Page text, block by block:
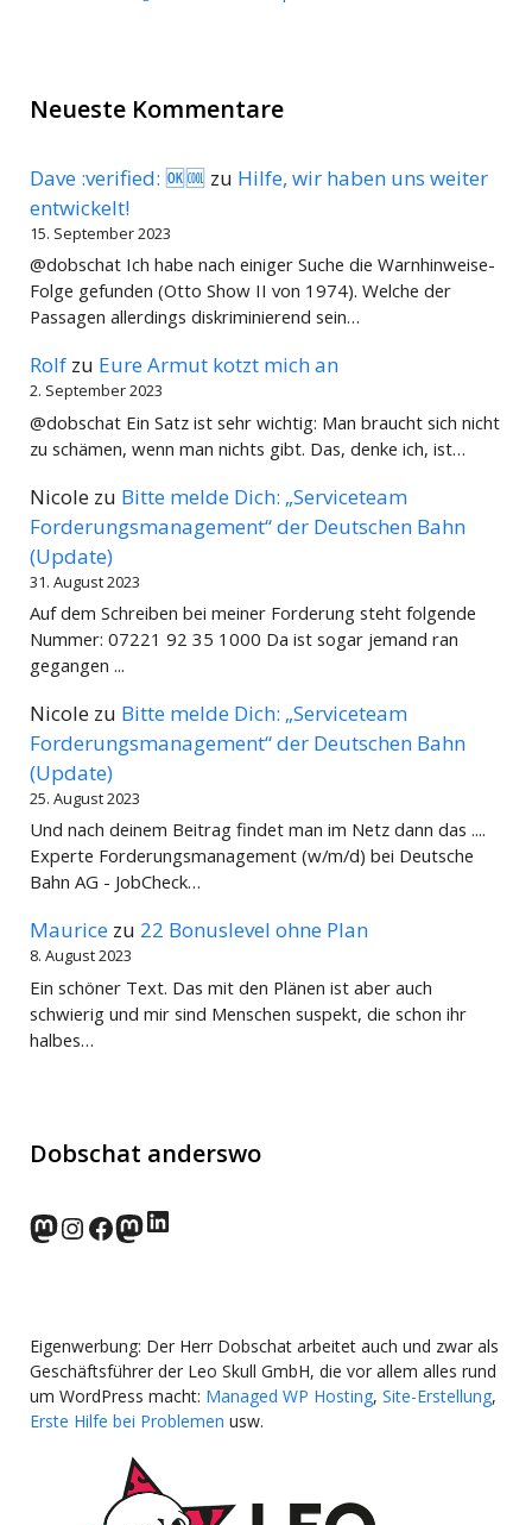
Neueste Kommentare
Dave :verified: 🆗🆒 zu Hilfe, wir haben uns weiter
entwickelt!
15. September 2023
@dobschat Ich habe nach einiger Suche die Warnhinweise-
Folge gefunden (Otto Show II von 1974). Welche der
Passagen allerdings diskriminierend sein…
Rolf zu Eure Armut kotzt mich an
2. September 2023
@dobschat Ein Satz ist sehr wichtig: Man braucht sich nicht
zu schämen, wenn man nichts gibt. Das, denke ich, ist…
Nicole zu Bitte melde Dich: „Serviceteam
Forderungsmanagement“ der Deutschen Bahn
(Update)
31. August 2023
Auf dem Schreiben bei meiner Forderung steht folgende
Nummer: 07221 92 35 1000 Da ist sogar jemand ran
gegangen ...
Nicole zu Bitte melde Dich: „Serviceteam
Forderungsmanagement“ der Deutschen Bahn
(Update)
25. August 2023
Und nach deinem Beitrag findet man im Netz dann das ....
Experte Forderungsmanagement (w/m/d) bei Deutsche
Bahn AG - JobCheck…
Maurice zu 22 Bonuslevel ohne Plan
8. August 2023
Ein schöner Text. Das mit den Plänen ist aber auch
schwierig und mir sind Menschen suspekt, die schon ihr
halbes…
Dobschat anderswo
norden.social
Instagram
Facebook
wp-punks.social
LinkedIn
Eigenwerbung: Der Herr Dobschat arbeitet auch und zwar als
Geschäftsführer der Leo Skull GmbH, die vor allem alles rund
um WordPress macht: Managed WP Hosting, Site-Erstellung,
Erste Hilfe bei Problemen usw.